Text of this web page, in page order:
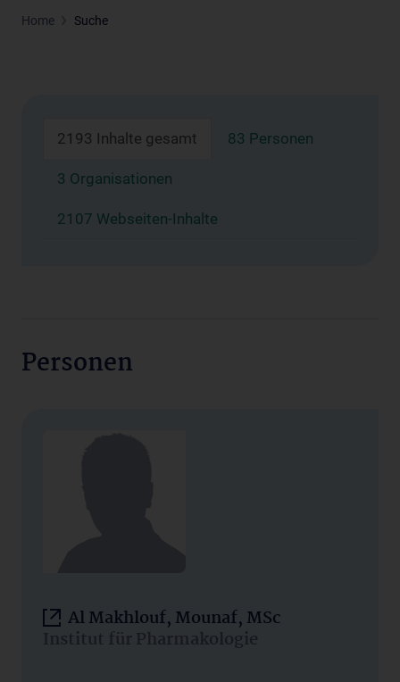
Home Suche
2193 Inhalte gesamt 83 Personen
3 Organisationen
2107 Webseiten-Inhalte
Personen
Al Makhlouf, Mounaf, MSc
Institut für Pharmakologie